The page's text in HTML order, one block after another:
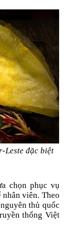
Leste đặc biệt
chọn phục vụ
viên. Theo
thủ quốc
thống Việt